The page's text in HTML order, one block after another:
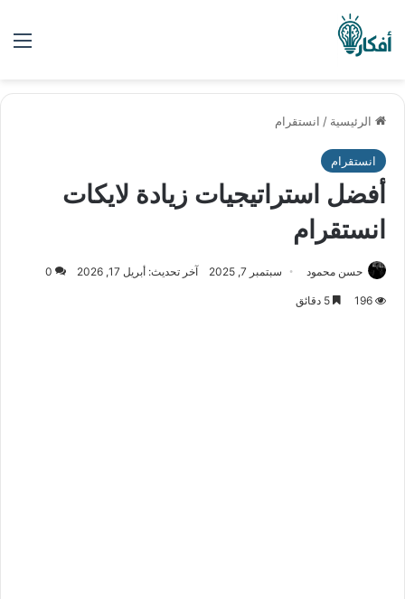
الرئيسية / انستقرام
انستقرام
أفضل استراتيجيات زيادة لايكات
انستقرام
حسن محمود سبتمبر 7, 2025 آخر تحديث: أبريل 17, 2026 0
196